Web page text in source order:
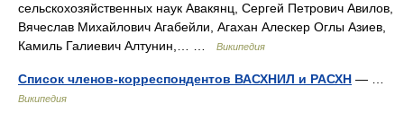
сельскохозяйственных наук Авакянц, Сергей Петрович Авилов,
Вячеслав Михайлович Агабейли, Агахан Алескер Оглы Азиев,
Камиль Галиевич Алтунин,… …
Википедия
Список членов-корреспондентов ВАСХНИЛ и РАСХН — …
Википедия